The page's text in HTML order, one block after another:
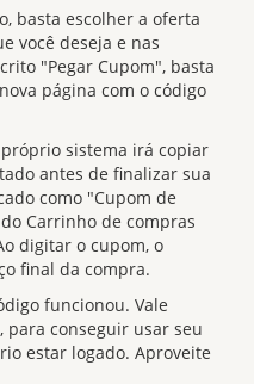
basta escolher a oferta
você deseja e nas
"Pegar Cupom", basta
página com o código
próprio sistema irá copiar
antes de finalizar sua
como "Cupom de
Carrinho de compras
digitar o cupom, o
final da compra.
funcionou. Vale
conseguir usar seu
estar logado. Aproveite